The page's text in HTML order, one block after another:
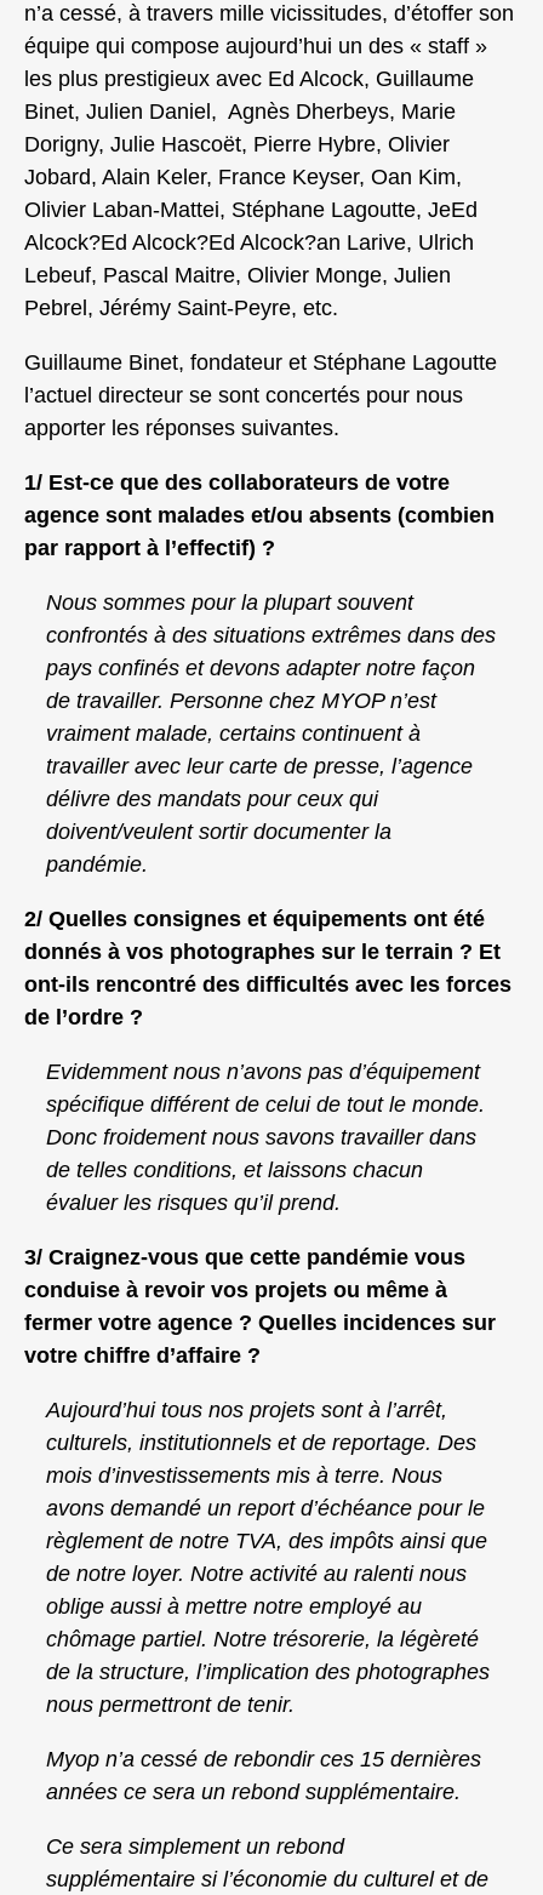
n’a cessé, à travers mille vicissitudes, d’étoffer son
équipe qui compose aujourd’hui un des « staff »
les plus prestigieux avec Ed Alcock, Guillaume
Binet, Julien Daniel, Agnès Dherbeys, Marie
Dorigny, Julie Hascoët, Pierre Hybre, Olivier
Jobard, Alain Keler, France Keyser, Oan Kim,
Olivier Laban-Mattei, Stéphane Lagoutte, JeEd
Alcock?Ed Alcock?Ed Alcock?an Larive, Ulrich
Lebeuf, Pascal Maitre, Olivier Monge, Julien
Pebrel, Jérémy Saint-Peyre, etc.
Guillaume Binet, fondateur et Stéphane Lagoutte
l’actuel directeur se sont concertés pour nous
apporter les réponses suivantes.
1/ Est-ce que des collaborateurs de votre
agence sont malades et/ou absents (combien
par rapport à l’effectif) ?
Nous sommes pour la plupart souvent
confrontés à des situations extrêmes dans des
pays confinés et devons adapter notre façon
de travailler. Personne chez MYOP n’est
vraiment malade, certains continuent à
travailler avec leur carte de presse, l’agence
délivre des mandats pour ceux qui
doivent/veulent sortir documenter la
pandémie.
2/ Quelles consignes et équipements ont été
donnés à vos photographes sur le terrain ? Et
ont-ils rencontré des difficultés avec les forces
de l’ordre ?
Evidemment nous n’avons pas d’équipement
spécifique différent de celui de tout le monde.
Donc froidement nous savons travailler dans
de telles conditions, et laissons chacun
évaluer les risques qu’il prend.
3/ Craignez-vous que cette pandémie vous
conduise à revoir vos projets ou même à
fermer votre agence ? Quelles incidences sur
votre chiffre d’affaire ?
Aujourd’hui tous nos projets sont à l’arrêt,
culturels, institutionnels et de reportage. Des
mois d’investissements mis à terre. Nous
avons demandé un report d’échéance pour le
règlement de notre TVA, des impôts ainsi que
de notre loyer. Notre activité au ralenti nous
oblige aussi à mettre notre employé au
chômage partiel. Notre trésorerie, la légèreté
de la structure, l’implication des photographes
nous permettront de tenir.
Myop n’a cessé de rebondir ces 15 dernières
années ce sera un rebond supplémentaire.
Ce sera simplement un rebond
supplémentaire si l’économie du culturel et de